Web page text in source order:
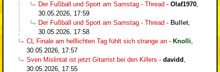
Der Fußball und Sport am Samstag - Thread - Olaf1970,
30.05.2026, 17:59
Der Fußball und Sport am Samstag - Thread - Bullet,
30.05.2026, 17:58
CL Finale am helllichten Tag fühlt sich strange an - Knolli,
30.05.2026, 17:57
Sven Mislintat ist jetzt Gitarrist bei den Killers - davidd ,
30.05.2026, 17:55